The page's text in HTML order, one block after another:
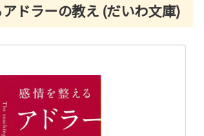
ドラーの教え (だいわ文庫)